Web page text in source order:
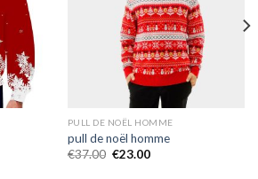
PULL DE NOËL HOMME
pull de noël homme
€37.00 €23.00